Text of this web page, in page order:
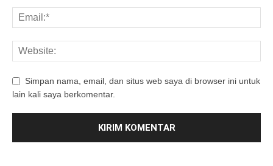
Simpan nama, email, dan situs web saya di browser ini untuk
lain kali saya berkomentar.